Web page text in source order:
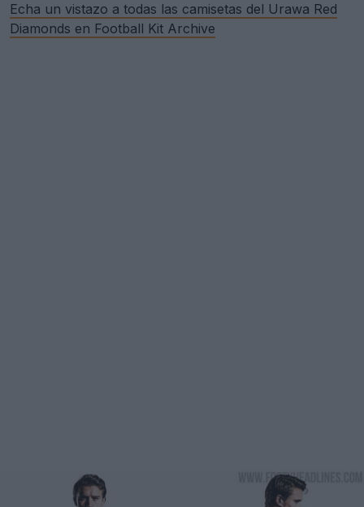
Echa un vistazo a todas las camisetas del Urawa Red
Diamonds en Football Kit Archive